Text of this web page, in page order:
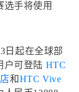
选手将使用
日起在全球部
户可登陆 HTC
和HTC Vive